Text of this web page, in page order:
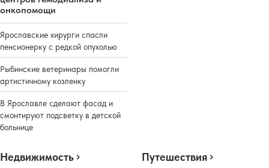
онкопомощи
Ярославские хирурги спасли
пенсионерку с редкой опухолью
Рыбинские ветеринары помогли
артистичному козленку
В Ярославле сделают фасад и
смонтируют подсветку в детской
больнице
Недвижимость Путешествия